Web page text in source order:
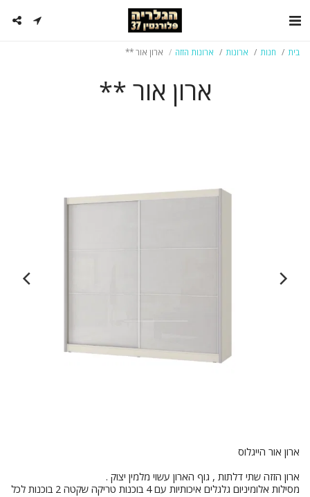
בית חנות ארונות ארונות הזזה ארון אור **
ארון אור **
מסילות אלומיניום גלגלים איכותיות עם 4 בוכנות טריקה שקטה 2 בוכנות לכל